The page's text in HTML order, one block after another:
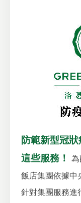
防範新型冠
這些服務！
為
飯店集團依據中
針對集團服務進